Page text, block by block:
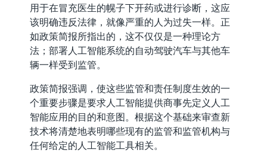
用于在冒充医生的幌子下开药或进行诊断，这应
该明确违反法律，就像严重的人为过失一样。正
如政策简报所指出的，这不仅仅是一种理论方
法；部署人工智能系统的自动驾驶汽车与其他车
辆一样受到监管。
政策简报强调，使这些监管和责任制度生效的一
个重要步骤是要求人工智能提供商事先定义人工
智能应用的目的和意图。根据这个基础来审查新
技术将清楚地表明哪些现有的监管和监管机构与
任何给定的人工智能工具相关。